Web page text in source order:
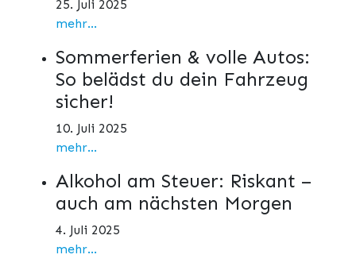
25. Juli 2025
mehr...
Sommerferien & volle Autos:
So belädst du dein Fahrzeug
sicher!
10. Juli 2025
mehr...
Alkohol am Steuer: Riskant –
auch am nächsten Morgen
4. Juli 2025
mehr...